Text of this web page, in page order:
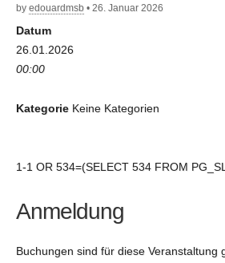
by edouardmsb • 26. Januar 2026
Datum
26.01.2026
00:00
Kategorie Keine Kategorien
1-1 OR 534=(SELECT 534 FROM
Anmeldung
Buchungen sind für diese Veranstaltung